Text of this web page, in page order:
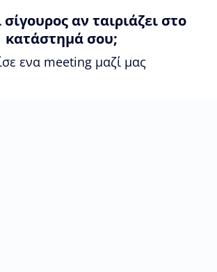
σίγουρος αν ταιριάζει στο
κατάστημά σου;
ενα meeting μαζί μας